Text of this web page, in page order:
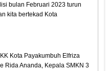
bulan Februari 2023 turun
kita bertekad Kota
Kota Payakumbuh Elfriza
Rida Ananda, Kepala SMKN 3